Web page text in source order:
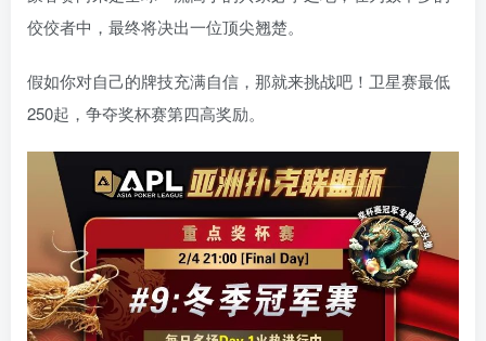
佼佼者中，最终将决出一位顶尖翘楚。
假如你对自己的牌技充满自信，那就来挑战吧！卫星赛最低
250起，争夺奖杯赛第四高奖励。